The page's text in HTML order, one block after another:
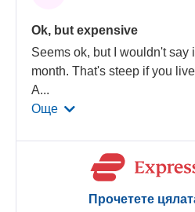
Ok, but expensive
Seems ok, but I wouldn't say
month. That's steep if you
A...
Още
Прочетете